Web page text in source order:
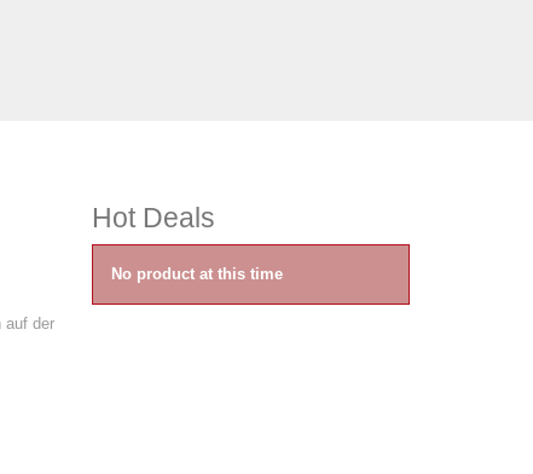
auf der
Hot Deals
No product at this time